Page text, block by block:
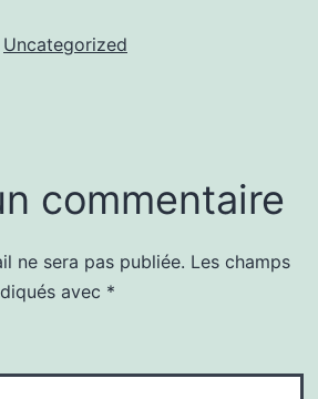
Uncategorized
commentaire
ne sera pas publiée. Les champs
avec *